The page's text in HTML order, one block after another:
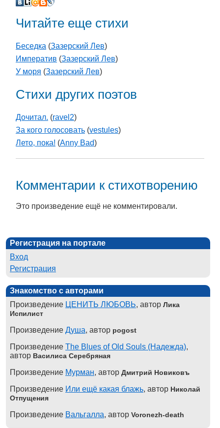
Читайте еще стихи
Беседка (Зазерский Лев)
Императив (Зазерский Лев)
У моря (Зазерский Лев)
Стихи других поэтов
Дочитал. (ravel2)
За кого голосовать (vestules)
Лето, пока! (Anny Bad)
Комментарии к стихотворению
Это произведение ещё не комментировали.
Регистрация на портале
Вход
Регистрация
Знакомство с авторами
Произведение ЦЕНИТЬ ЛЮБОВЬ, автор Лика
Испилист
Произведение Душа, автор pogost
Произведение The Blues of Old Souls (Надежда),
автор Василиса Серебряная
Произведение Мурман, автор Дмитрий Новиковъ
Произведение Или ещё какая блажь, автор Николай
Отпущения
Произведение Вальгалла, автор Voronezh-death